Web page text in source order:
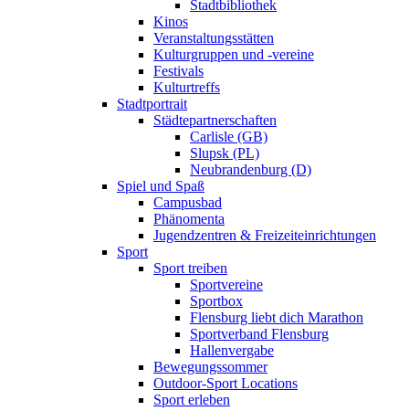
Stadtbibliothek
Kinos
Veranstaltungsstätten
Kulturgruppen und -vereine
Festivals
Kulturtreffs
Stadtportrait
Städtepartnerschaften
Carlisle (GB)
Slupsk (PL)
Neubrandenburg (D)
Spiel und Spaß
Campusbad
Phänomenta
Jugendzentren & Freizeiteinrichtungen
Sport
Sport treiben
Sportvereine
Sportbox
Flensburg liebt dich Marathon
Sportverband Flensburg
Hallenvergabe
Bewegungssommer
Outdoor-Sport Locations
Sport erleben